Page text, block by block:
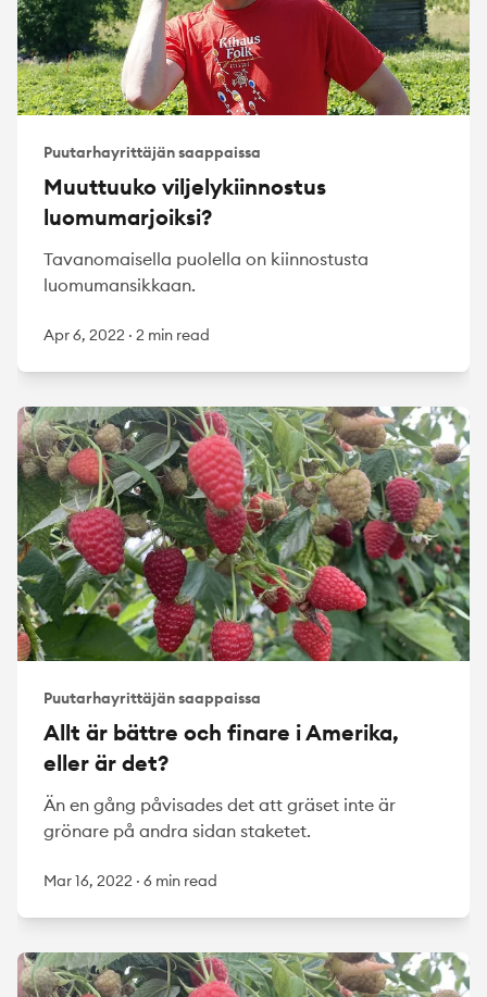
Puutarhayrittäjän saappaissa
Muuttuuko viljelykiinnostus
luomumarjoiksi?
Tavanomaisella puolella on kiinnostusta
luomumansikkaan.
Apr 6, 2022 · 2 min read
Puutarhayrittäjän saappaissa
Allt är bättre och finare i Amerika,
eller är det?
Än en gång påvisades det att gräset inte är
grönare på andra sidan staketet.
Mar 16, 2022 · 6 min read